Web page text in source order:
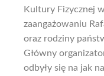
Kultury Fizycznej
zaangażowaniu
oraz rodziny
Główny
odbyły się na jak